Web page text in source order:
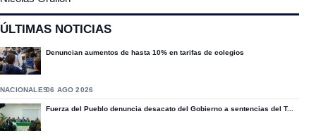
ÚLTIMAS NOTICIAS
Denuncian aumentos de hasta 10% en tarifas de colegios
NACIONALES06 AGO 2026
Fuerza del Pueblo denuncia desacato del Gobierno a sentencias del T...